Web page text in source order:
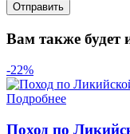
Вам также будет
-22%
Подробнее
Поход по